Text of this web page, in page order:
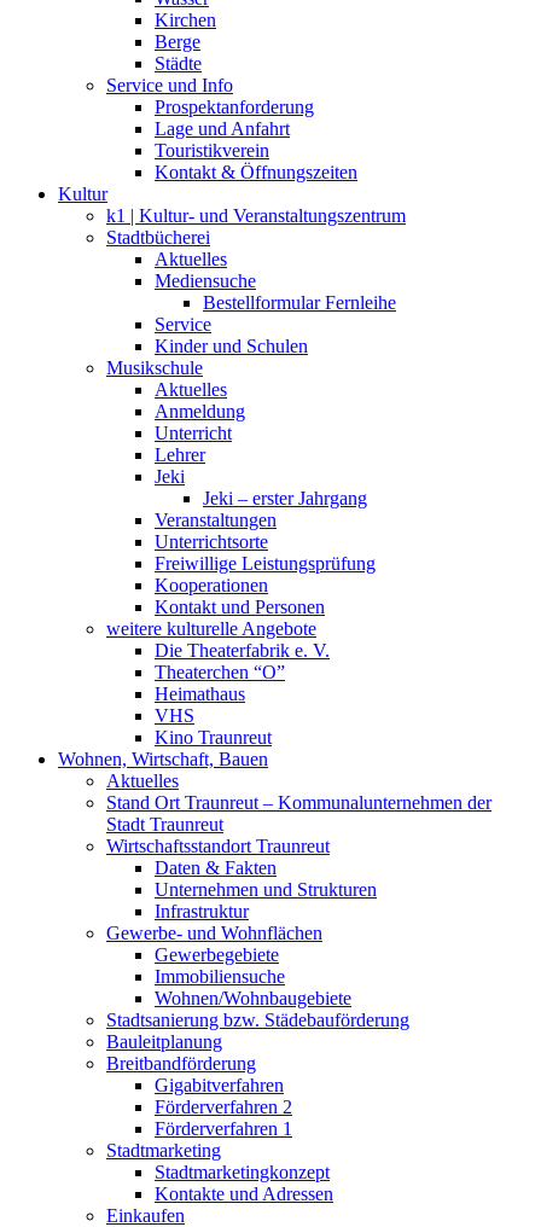
Kirchen
Berge
Städte
Service und Info
Prospektanforderung
Lage und Anfahrt
Touristikverein
Kontakt & Öffnungszeiten
Kultur
k1 | Kultur- und Veranstaltungszentrum
Stadtbücherei
Aktuelles
Mediensuche
Bestellformular Fernleihe
Service
Kinder und Schulen
Musikschule
Aktuelles
Anmeldung
Unterricht
Lehrer
Jeki
Jeki – erster Jahrgang
Veranstaltungen
Unterrichtsorte
Freiwillige Leistungsprüfung
Kooperationen
Kontakt und Personen
weitere kulturelle Angebote
Die Theaterfabrik e. V.
Theaterchen “O”
Heimathaus
VHS
Kino Traunreut
Wohnen, Wirtschaft, Bauen
Aktuelles
Stand Ort Traunreut – Kommunalunternehmen der
Stadt Traunreut
Wirtschaftsstandort Traunreut
Daten & Fakten
Unternehmen und Strukturen
Infrastruktur
Gewerbe- und Wohnflächen
Gewerbegebiete
Immobiliensuche
Wohnen/Wohnbaugebiete
Stadtsanierung bzw. Städebauförderung
Bauleitplanung
Breitbandförderung
Gigabitverfahren
Förderverfahren 2
Förderverfahren 1
Stadtmarketing
Stadtmarketingkonzept
Kontakte und Adressen
Einkaufen